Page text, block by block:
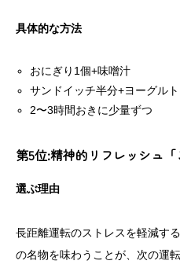
具体的な方法
おにぎり1個+味噌汁
サンドイッチ半分+ヨーグルト
2〜3時間おきに少量ずつ
第5位:精神的リフレッシュ「
選ぶ理由
長距離運転のストレスを軽減す
の名物を味わうことが、次の運